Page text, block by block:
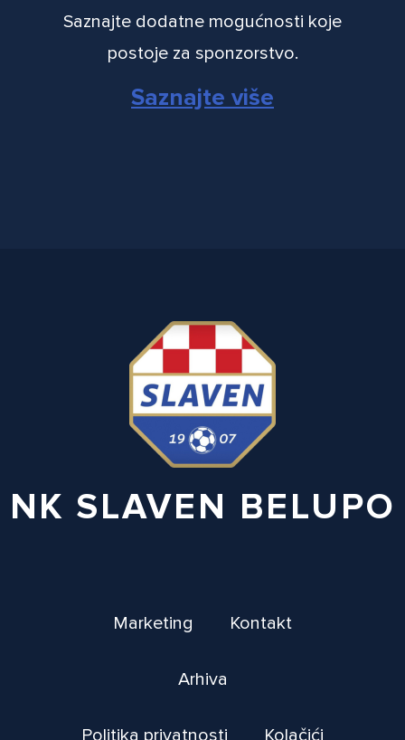
Saznajte dodatne mogućnosti koje
postoje za sponzorstvo.
Saznajte više
NK SLAVEN BELUPO
Marketing Kontakt
Arhiva
Politika privatnosti Kolačići